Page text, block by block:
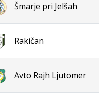
Šmarje pri Jelšah
Rakičan
Avto Rajh Ljutomer